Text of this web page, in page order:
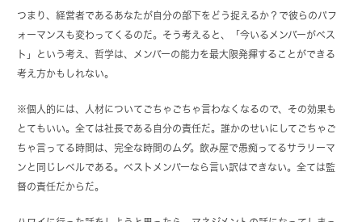
つまり、経営者であるあなたが自分の部下をどう捉えるか？で彼らのパフ
ォーマンスも変わってくるのだ。そう考えると、「今いるメンバーがベス
ト」という考え、哲学は、メンバーの能力を最大限発揮することができる
考え方かもしれない。
※個人的には、人材についてごちゃごちゃ言わなくなるので、その効果も
とてもいい。全ては社長である自分の責任だ。誰かのせいにしてごちゃご
ちゃ言ってる時間は、完全な時間のムダ。飲み屋で愚痴ってるサラリーマ
ンと同じレベルである。ベストメンバーなら言い訳はできない。全ては監
督の責任だからだ。